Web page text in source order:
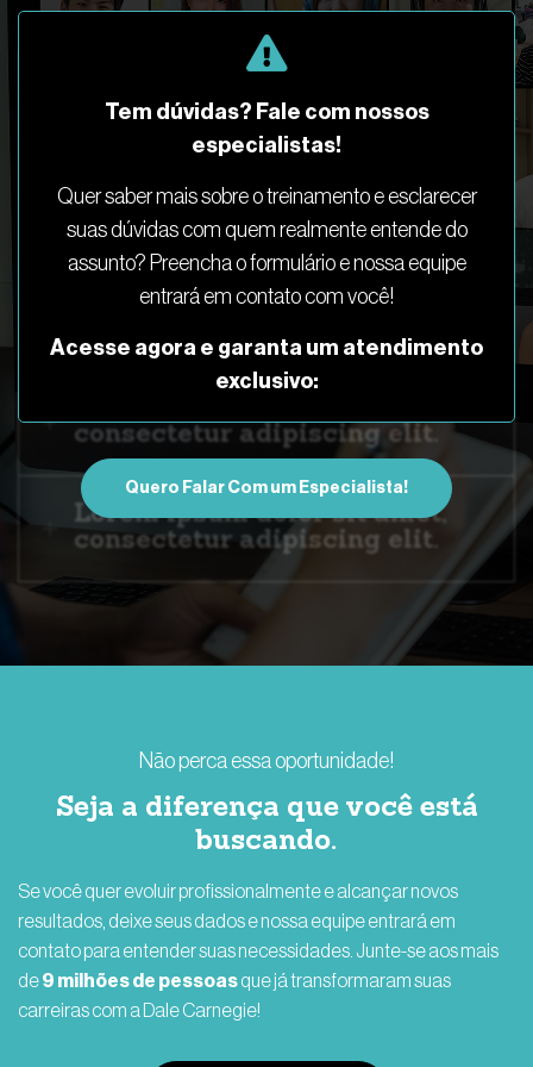
consectetur adipiscing elit.
Lorem ipsum dolor sit amet,
consectetur adipiscing elit.
Lorem ipsum dolor sit amet,
consectetur adipiscing elit.
Lorem ipsum dolor sit amet,
consectetur adipiscing elit.
Tem dúvidas? Fale com nossos
especialistas!
Quer saber mais sobre o treinamento e esclarecer
suas dúvidas com quem realmente entende do
assunto? Preencha o formulário e nossa equipe
entrará em contato com você!
Acesse agora e garanta um atendimento
exclusivo:
Quero Falar Com um Especialista!
Não perca essa oportunidade!
Seja a diferença que você está
buscando.
Se você quer evoluir profissionalmente e alcançar novos
resultados, deixe seus dados e nossa equipe entrará em
contato para entender suas necessidades. Junte-se aos mais
de9 milhões de pessoasque já transformaram suas
carreiras com a Dale Carnegie!